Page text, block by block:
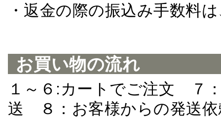
・返金の際の振込み手数料
お買い物の流れ
１～６:カートでご注文 ７
送 ８：お客様からの発送